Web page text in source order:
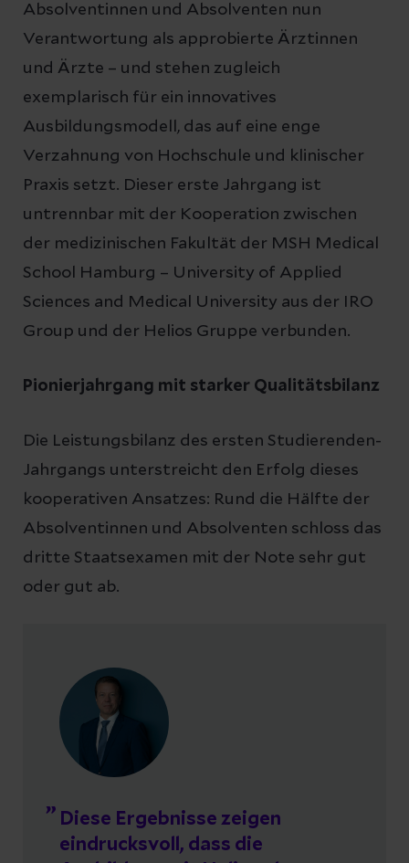
Absolventinnen und Absolventen nun
Verantwortung als approbierte Ärztinnen
und Ärzte – und stehen zugleich
exemplarisch für ein innovatives
Ausbildungsmodell, das auf eine enge
Verzahnung von Hochschule und klinischer
Praxis setzt. Dieser erste Jahrgang ist
untrennbar mit der Kooperation zwischen
der medizinischen Fakultät der MSH Medical
School Hamburg – University of Applied
Sciences and Medical University aus der IRO
Group und der Helios Gruppe verbunden.
Pionierjahrgang mit starker Qualitätsbilanz
Die Leistungsbilanz des ersten Studierenden-
Jahrgangs unterstreicht den Erfolg dieses
kooperativen Ansatzes: Rund die Hälfte der
Absolventinnen und Absolventen schloss das
dritte Staatsexamen mit der Note sehr gut
oder gut ab.
Diese Ergebnisse zeigen
eindrucksvoll, dass die